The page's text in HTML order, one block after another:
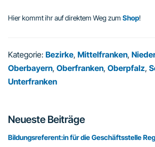
Hier kommt ihr auf direktem Weg zum Shop!
Kategorie: Bezirke, Mittelfranken,
Oberbayern, Oberfranken, Oberpfalz,
Unterfranken
Seitenspalte
Neueste Beiträge
Bildungsreferent:in für die Geschäftsstelle